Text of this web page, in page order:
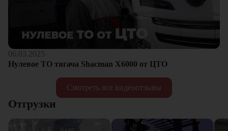
Смотреть все видеоотзывы
06.03.2025
Нулевое ТО тягача Shacman Х6000 от ЦТО
Отгрузки